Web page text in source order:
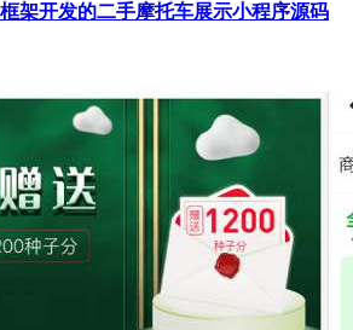
架开发的二手摩托车展示小程序源码